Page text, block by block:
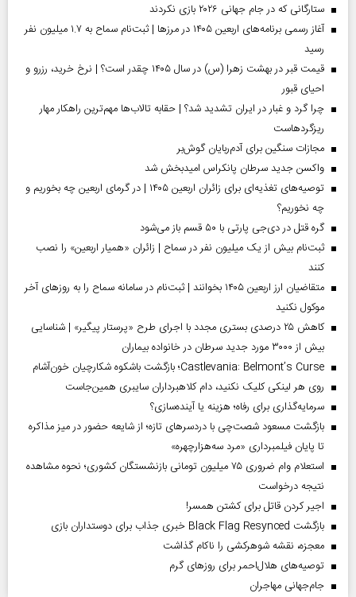
ستارگانی که در جام جهانی ۲۰۲۶ بازی نکردند
آغاز رسمی برنامه‌های اربعین ۱۴۰۵ در مرز‌ها | ثبت‌نام سماح به ۱.۷ میلیون نفر
رسید
قیمت قبر در بهشت زهرا (س) در سال ۱۴۰۵ چقدر است؟ | نرخ خرید، رزرو و
احیای قبور
چرا گرد و غبار در ایران تشدید شد؟ | حقابه تالاب‌ها مهم‌ترین راهکار مهار
ریزگردهاست
مجازات سنگین برای آدم‌ربایان گوش‌بر
واکسن جدید سرطان پانکراس امیدبخش شد
توصیه‌های تغذیه‌ای برای زائران اربعین ۱۴۰۵ | در گرمای اربعین چه بخوریم و
چه نخوریم؟
گره قتل در دی‌جی پارتی با ۵۰ قسم باز می‌شود
ثبت‌نام بیش از یک میلیون نفر در سماح | زائران «همیار اربعین» را نصب
کنند
متقاضیان ارز اربعین ۱۴۰۵ بخوانند | ثبت‌نام در سامانه سماح را به روز‌های آخر
موکول نکنید
کاهش ۲۵ درصدی بستری مجدد با اجرای طرح «پرستار پیگیر» | شناسایی
بیش از ۳۰۰۰ مورد جدید سرطان در خانواده بیماران
Castlevania: Belmont’s Curse؛ بازگشت باشکوه شکارچیان خون‌آشام
روی هر لینکی کلیک نکنید، دام کلاهبرداران سایبری همین‌جاست
سرمایه‌گذاری برای رفاه؛ هزینه یا آینده‌سازی؟
بازگشت مسعود شصت‌چی با دردسر‌های تازه؛ از شایعه حضور در میز مذاکره
تا پایان فیلمبرداری «مرد سه‌هزارچهره»
استعلام وام ضروری ۷۵ میلیون تومانی بازنشستگان کشوری؛ نحوه مشاهده
نتیجه درخواست
اجیر کردن قاتل برای کشتن همسر!
بازگشت Black Flag Resynced خبری جذاب برای دوستداران بازی
معجزه، نقشه شوهرکشی را ناکام گذاشت
توصیه‌های هلال‌احمر برای روز‌های گرم
جام‌جهانی مهاجران